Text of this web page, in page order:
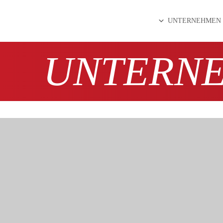
UNTERNEHMEN